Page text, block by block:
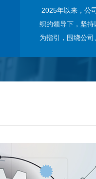
2025年以来，公
织的领导下，坚
为指引，围绕公